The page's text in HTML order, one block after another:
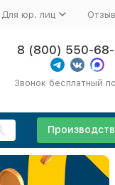
Для юр. лиц
8 (800) 550-
Звонок бесплатный